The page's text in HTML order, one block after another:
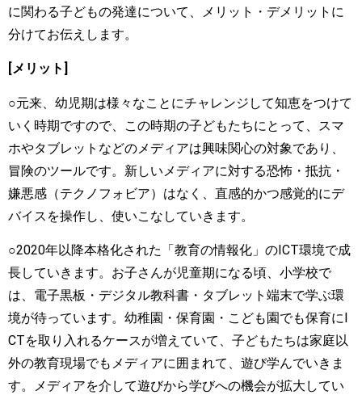
に関わる子どもの発達について、メリット・デメリットに
分けてお伝えします。
[メリット]
○元来、幼児期は様々なことにチャレンジして知恵をつけて
いく時期ですので、この時期の子どもたちにとって、スマ
ホやタブレットなどのメディアは興味関心の対象であり、
冒険のツールです。新しいメディアに対する恐怖・抵抗・
嫌悪感（テクノフォビア）はなく、直感的かつ感覚的にデ
バイスを操作し、使いこなしていきます。
○2020年以降本格化された「教育の情報化」のICT環境で成
長していきます。お子さんが児童期になる頃、小学校で
は、電子黒板・デジタル教科書・タブレット端末で学ぶ環
境が待っています。幼稚園・保育園・こども園でも保育にI
CTを取り入れるケースが増えていて、子どもたちは家庭以
外の教育現場でもメディアに囲まれて、遊び学んでいきま
す。メディアを介して遊びから学びへの機会が拡大してい